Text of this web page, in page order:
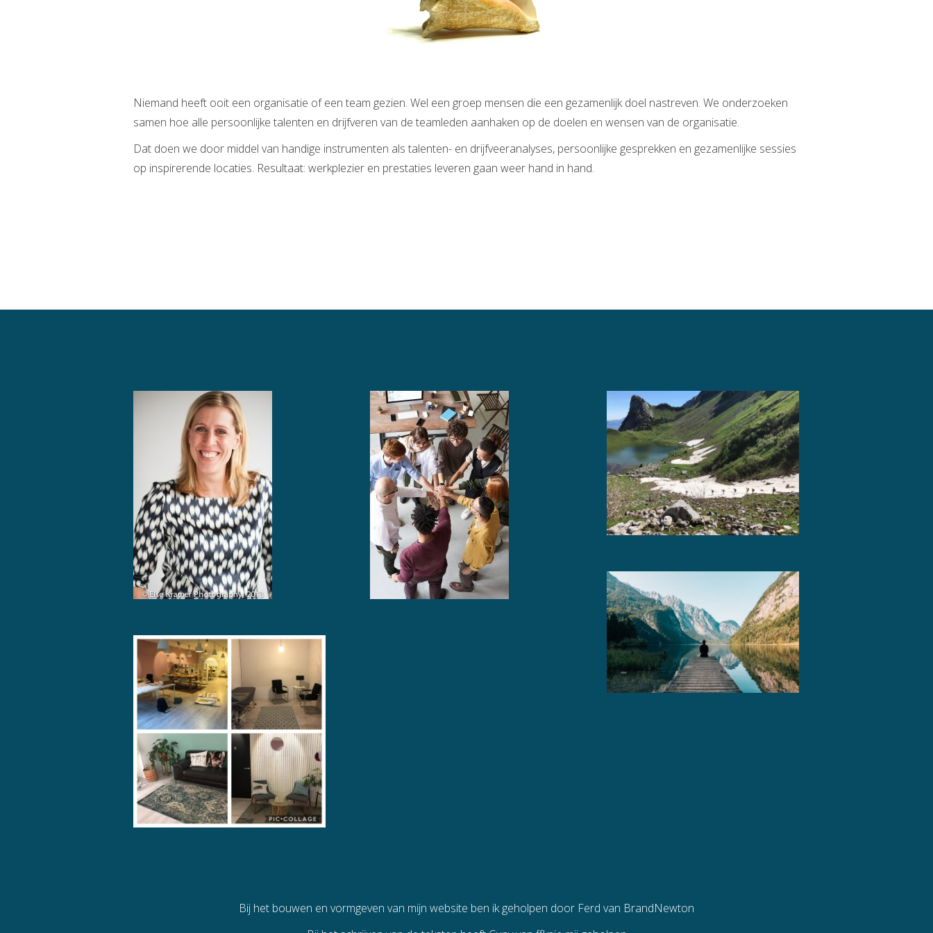
Niemand heeft ooit een organisatie of een team gezien. Wel een groep mensen die een gezamenlijk doel nastreven. We onderzoeken
samen hoe alle persoonlijke talenten en drijfveren van de teamleden aanhaken op de doelen en wensen van de organisatie.
Dat doen we door middel van handige instrumenten als talenten- en drijfveeranalyses, persoonlijke gesprekken en gezamenlijke sessies
op inspirerende locaties. Resultaat: werkplezier en prestaties leveren gaan weer hand in hand.
Bij het bouwen en vormgeven van mijn website ben ik geholpen door Ferd van BrandNewton